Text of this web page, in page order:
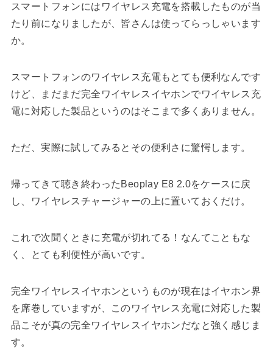
スマートフォンにはワイヤレス充電を搭載したものが当
たり前になりましたが、皆さんは使ってらっしゃいます
か。
スマートフォンのワイヤレス充電もとても便利なんです
けど、まだまだ完全ワイヤレスイヤホンでワイヤレス充
電に対応した製品というのはそこまで多くありません。
ただ、実際に試してみるとその便利さに驚愕します。
帰ってきて聴き終わったBeoplay E8 2.0をケースに戻
し、ワイヤレスチャージャーの上に置いておくだけ。
これで次聞くときに充電が切れてる！なんてこともな
く、とても利便性が高いです。
完全ワイヤレスイヤホンというものが現在はイヤホン界
を席巻していますが、このワイヤレス充電に対応した製
品こそが真の完全ワイヤレスイヤホンだなと強く感じま
す。